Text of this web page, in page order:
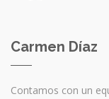
Carmen Díaz
Contamos con un